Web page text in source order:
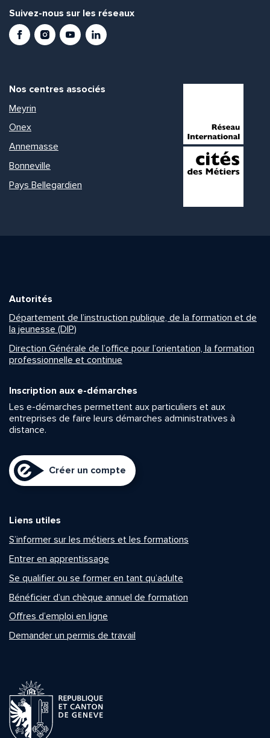
Suivez-nous sur les réseaux
FacebookInstagramYoutubeLinkedIn
Nos centres associés
Meyrin
Onex
Annemasse
Bonneville
Pays Bellegardien
Autorités
Département de l’instruction publique, de la formation et de
la jeunesse (DIP)
Direction Générale de l’office pour l’orientation, la formation
professionnelle et continue
Inscription aux e-démarches
Les e-démarches permettent aux particuliers et aux
entreprises de faire leurs démarches administratives à
distance.
Créer un compte
Liens utiles
S’informer sur les métiers et les formations
Entrer en apprentissage
Se qualifier ou se former en tant qu’adulte
Bénéficier d’un chèque annuel de formation
Offres d’emploi en ligne
Demander un permis de travail